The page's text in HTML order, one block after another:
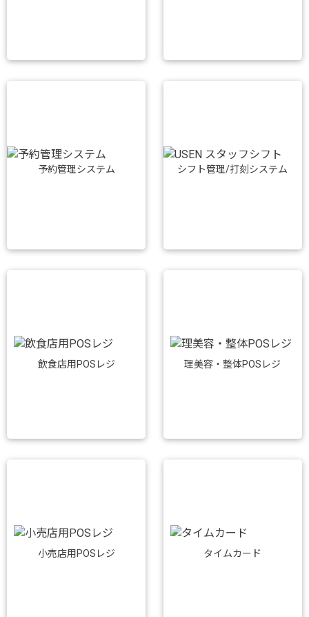
予約管理システム シフト管理/打刻システム
飲食店用POSレジ 理美容・整体POSレジ
小売店用POSレジ タイムカード